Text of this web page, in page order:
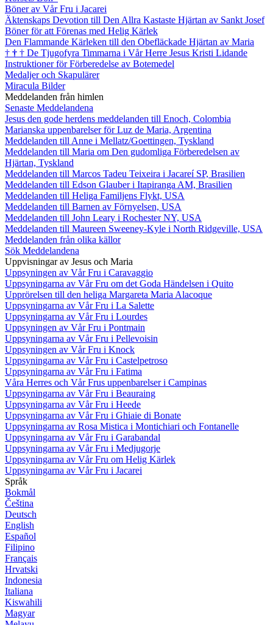
Böner av Vår Fru i Jacarei
Äktenskaps Devotion till Den Allra Kastaste Hjärtan av Sankt Josef
Böner för att Förenas med Helig Kärlek
Den Flammande Kärleken till den Obefläckade Hjärtan av Maria
† † † De Tjugofyra Timmarna i Vår Herre Jesus Kristi Lidande
Instruktioner för Förberedelse av Botemedel
Medaljer och Skapulärer
Miracula Bilder
Meddelanden från himlen
Senaste Meddelandena
Jesus den gode herdens meddelanden till Enoch, Colombia
Marianska uppenbarelser för Luz de Maria, Argentina
Meddelanden till Anne i Mellatz/Goettingen, Tyskland
Meddelanden till Maria om Den gudomliga Förberedelsen av
Hjärtan, Tyskland
Meddelanden till Marcos Tadeu Teixeira i Jacareí SP, Brasilien
Meddelanden till Edson Glauber i Itapiranga AM, Brasilien
Meddelanden till Heliga Familjens Flykt, USA
Meddelanden till Barnen av Förnyelsen, USA
Meddelanden till John Leary i Rochester NY, USA
Meddelanden till Maureen Sweeney-Kyle i North Ridgeville, USA
Meddelanden från olika källor
Sök Meddelandena
Uppvisningar av Jesus och Maria
Uppsyningen av Vår Fru i Caravaggio
Uppsyningarna av Vår Fru om det Goda Händelsen i Quito
Upprörelsen till den heliga Margareta Maria Alacoque
Uppsyningarna av Vår Fru i La Salette
Uppsyningarna av Vår Fru i Lourdes
Uppsyningen av Vår Fru i Pontmain
Uppsyningarna av Vår Fru i Pellevoisin
Uppsyningen av Vår Fru i Knock
Uppsyningarna av Vår Fru i Castelpetroso
Uppsyningarna av Vår Fru i Fatima
Våra Herres och Vår Frus uppenbarelser i Campinas
Uppsyningarna av Vår Fru i Beauraing
Uppsyningarna av Vår Fru i Heede
Uppsyningarna av Vår Fru i Ghiaie di Bonate
Uppsyningarna av Rosa Mistica i Montichiari och Fontanelle
Uppsyningarna av Vår Fru i Garabandal
Uppsyningarna av Vår Fru i Medjugorje
Uppsyningarna av Vår Fru om Helig Kärlek
Uppsyningarna av Vår Fru i Jacarei
Språk
Bokmål
Čeština
Deutsch
English
Español
Filipino
Français
Hrvatski
Indonesia
Italiana
Kiswahili
Magyar